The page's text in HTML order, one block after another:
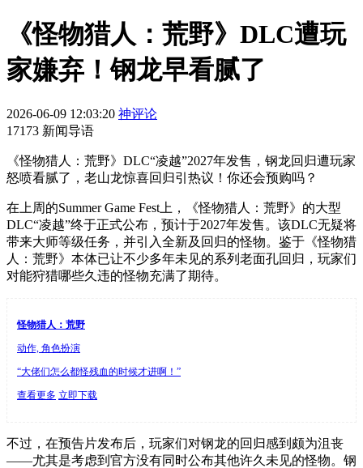
《怪物猎人：荒野》DLC遭玩
家嫌弃！钢龙早看腻了
2026-06-09 12:03:20 神评论
17173 新闻导语
《怪物猎人：荒野》DLC“凌越”2027年发售，钢龙回归遭玩家
怒喷看腻了，老山龙惊喜回归引热议！你还会预购吗？
在上周的Summer Game Fest上，《怪物猎人：荒野》的大型
DLC“凌越”终于正式公布，预计于2027年发售。该DLC无疑将
带来大师等级任务，并引入全新及回归的怪物。鉴于《怪物猎
人：荒野》本体已让不少多年未见的系列老面孔回归，玩家们
对能狩猎哪些久违的怪物充满了期待。
怪物猎人：荒野
动作, 角色扮演
“大佬们怎么都怪残血的时候才进啊！”
查看更多 立即下载
不过，在预告片发布后，玩家们对钢龙的回归感到颇为沮丧
——尤其是考虑到官方没有同时公布其他许久未见的怪物。钢